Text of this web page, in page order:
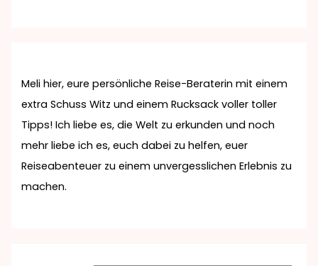
Meli hier, eure persönliche Reise-Beraterin mit einem
extra Schuss Witz und einem Rucksack voller toller
Tipps! Ich liebe es, die Welt zu erkunden und noch
mehr liebe ich es, euch dabei zu helfen, euer
Reiseabenteuer zu einem unvergesslichen Erlebnis zu
machen.